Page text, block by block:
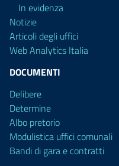
In evidenza
Notizie
Articoli degli uffici
Web Analytics Italia
DOCUMENTI
Delibere
Determine
Albo pretorio
Modulistica uffici comunali
Bandi di gara e contratti